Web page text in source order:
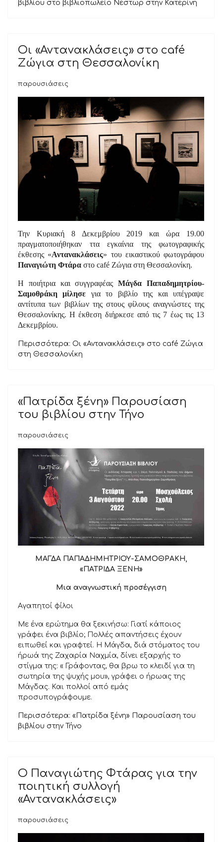
βιβλίου στο βιβλιοπωλείο Νέστωρ στην Κατερίνη
Οι «Αντανακλάσεις» στο café
Ζώγια στη Θεσσαλονίκη
παρουσιάσεις
Την Κυριακή 8 Δεκεμβρίου 2019 και ώρα 19.00
πραγματοποιήθηκαν ττα εγκαίνια της φωτογραφικής
έκθεσης «Αντανακλάσεις» του εικαστικού φωτογράφου
Παναγιώτη Φτάρα στο café Ζώγια στη Θεσσαλονίκη.
Η ποιήτρια και συγγραφέαςΜάγδα Παπαδημητρίου-
Σαμοθράκη μίλησε για το βιβλίο της και υπέγραψε
αντίτυπα των βιβλίων της στους φίλους αναγνώστες της
Θεσσαλονίκης. Η έκθεση διήρκεσε από τις 7 έως τις 13
Δεκεμβρίου.
Περισσότερα: Οι «Αντανακλάσεις» στο café Ζώγια
στη Θεσσαλονίκη
«Πατρίδα ξένη» Παρουσίαση
του βιβλίου στην Τήνο
παρουσιάσεις
ΜΑΓΔΑ ΠΑΠΑΔΗΜΗΤΡΙΟΥ-ΣΑΜΟΘΡΑΚΗ,
«ΠΑΤΡΙΔΑ ΞΕΝΗ»
Μια αναγνωστική προσέγγιση
Αγαπητοί φίλοι
Με ένα ερώτημα θα ξεκινήσω: Γιατί κάποιος
γράφει ένα βιβλίο; Πολλές απαντήσεις έχουν
ειπωθεί και γραφτεί. Η Μάγδα, διά στόματος του
ήρωά της Ζαχαρία Ναχμία, δίνει εξαρχής το
στίγμα της: « Γράφοντας, θα βρω το κλειδί για τη
σωτηρία της ψυχής μου», γράφει ο ήρωας της
Μάγδας. Και πολλοί από εμάς
προσυπογράφουμε.
Περισσότερα: «Πατρίδα ξένη» Παρουσίαση του
βιβλίου στην Τήνο
Ο Παναγιώτης Φτάρας για την
ποιητική συλλογή
«Αντανακλάσεις»
παρουσιάσεις